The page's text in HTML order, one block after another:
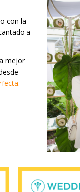
con la
a
mejor